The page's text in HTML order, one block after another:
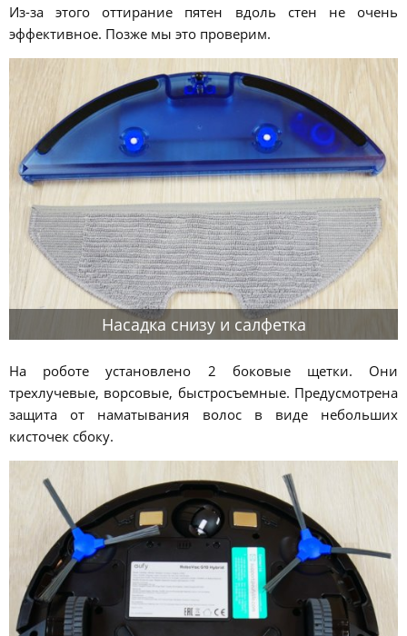
Из-за этого оттирание пятен вдоль стен не очень
эффективное. Позже мы это проверим.
Насадка снизу и салфетка
На роботе установлено 2 боковые щетки. Они
трехлучевые, ворсовые, быстросъемные. Предусмотрена
защита от наматывания волос в виде небольших
кисточек сбоку.